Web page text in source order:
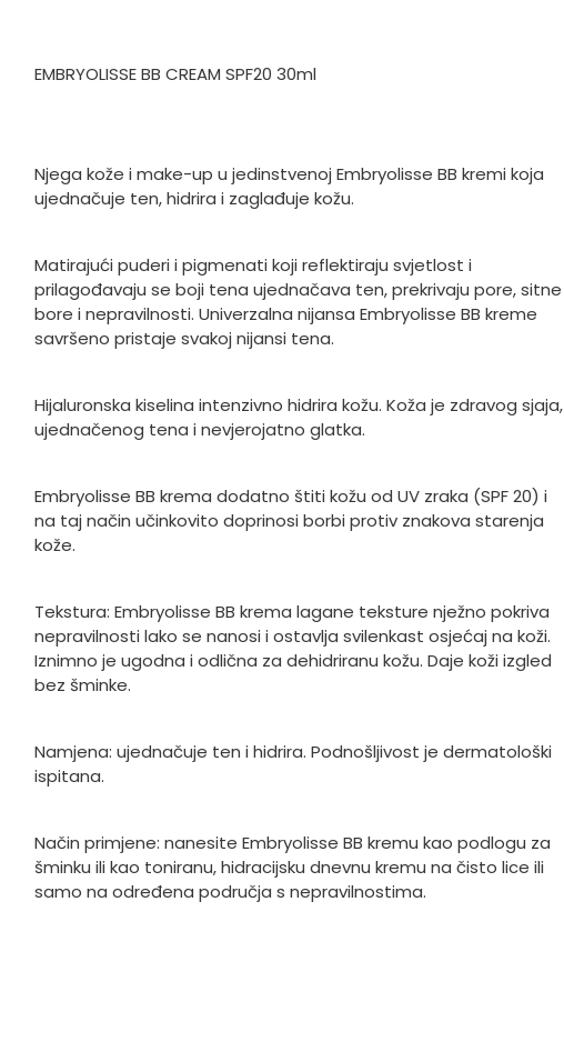
EMBRYOLISSE BB CREAM SPF20 30ml
Njega kože i make-up u jedinstvenoj Embryolisse BB kremi koja
ujednačuje ten, hidrira i zaglađuje kožu.
Matirajući puderi i pigmenati koji reflektiraju svjetlost i
prilagođavaju se boji tena ujednačava ten, prekrivaju pore, sitne
bore i nepravilnosti. Univerzalna nijansa Embryolisse BB kreme
savršeno pristaje svakoj nijansi tena.
Hijaluronska kiselina intenzivno hidrira kožu. Koža je zdravog sjaja,
ujednačenog tena i nevjerojatno glatka.
Embryolisse BB krema dodatno štiti kožu od UV zraka (SPF 20) i
na taj način učinkovito doprinosi borbi protiv znakova starenja
kože.
Tekstura: Embryolisse BB krema lagane teksture nježno pokriva
nepravilnosti lako se nanosi i ostavlja svilenkast osjećaj na koži.
Iznimno je ugodna i odlična za dehidriranu kožu. Daje koži izgled
bez šminke.
Namjena: ujednačuje ten i hidrira. Podnošljivost je dermatološki
ispitana.
Način primjene: nanesite Embryolisse BB kremu kao podlogu za
šminku ili kao toniranu, hidracijsku dnevnu kremu na čisto lice ili
samo na određena područja s nepravilnostima.